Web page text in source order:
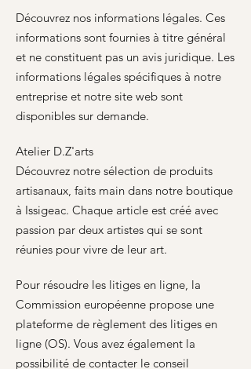
Découvrez nos informations légales. Ces
informations sont fournies à titre général
et ne constituent pas un avis juridique. Les
informations légales spécifiques à notre
entreprise et notre site web sont
disponibles sur demande.
Atelier D.Z'arts
Découvrez notre sélection de produits
artisanaux, faits main dans notre boutique
à Issigeac. Chaque article est créé avec
passion par deux artistes qui se sont
réunies pour vivre de leur art.
Pour résoudre les litiges en ligne, la
Commission européenne propose une
plateforme de règlement des litiges en
ligne (OS). Vous avez également la
possibilité de contacter le conseil